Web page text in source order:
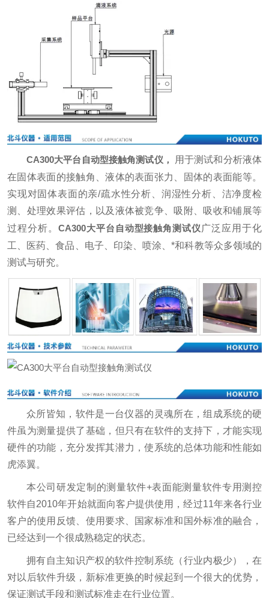
CA300大平台自动型接触角测试仪 ，
用于测试和分析液体
在固体表面的接触角、液体的表面张力、固体的表面能等。
实现对固体表面的亲/疏水性分析、润湿性分析、洁净度检
测、处理效果评估，以及液体被竞争、吸附、吸收和铺展等
过程分析。 CA300大平台自动型接触角测试仪 广泛应用于化
工、医药、食品、电子、印染、喷涂、*和科教等众多领域的
测试与研究。
众所皆知，软件是一台仪器的灵魂所在，组成系统的硬
件虽为测量提供了基础，但只有在软件的支持下，才能实现
硬件的功能，充分发挥其潜力，使系统的总体功能和性能如
虎添翼。
本公司研发定制的测量软件+表面能测量软件专用测控
软件自2010年开始就面向客户提供使用，经过11年来各行业
客户的使用反馈、使用要求、国家标准和国外标准的融合，
已经达到一个很成熟稳定的状态。
拥有自主知识产权的软件控制系统（行业内极少），在
对以后软件升级，新标准更换的时候起到一个很大的优势，
保证测试手段和测试标准走在行业位置。